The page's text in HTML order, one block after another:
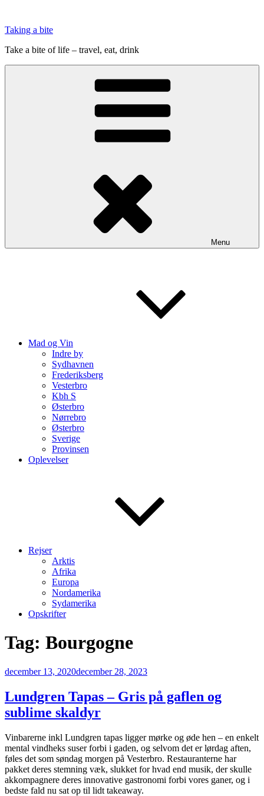
indhold
Taking a bite
Take a bite of life – travel, eat, drink
Menu
Mad og Vin
Indre by
Sydhavnen
Frederiksberg
Vesterbro
Kbh S
Østerbro
Nørrebro
Østerbro
Sverige
Provinsen
Oplevelser
Rejser
Arktis
Afrika
Europa
Nordamerika
Sydamerika
Opskrifter
Tag: Bourgogne
Udgivet
december 13, 2020december 28, 2023
Lundgren Tapas – Gris på gaflen og
sublime skaldyr
Vinbarerne inkl Lundgren tapas ligger mørke og øde hen – en enkelt
mental vindheks suser forbi i gaden, og selvom det er lørdag aften,
føles det som søndag morgen på Vesterbro. Restauranterne har
pakket deres stemning væk, slukket for hvad end musik, der skulle
akkompagnere deres innovative gastronomi forbi vores ganer, og i
bedste fald nu sat op til lidt takeaway.